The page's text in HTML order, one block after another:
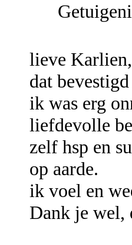
lieve
dat
ik was erg
liefdevolle
zelf hsp en
op aarde.
ik voel en
Dank je wel,